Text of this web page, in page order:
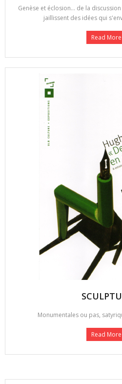
Genèse et éclosion... de la
jaillissent des idées qui
Read More
Monumentales ou pas,
Read More